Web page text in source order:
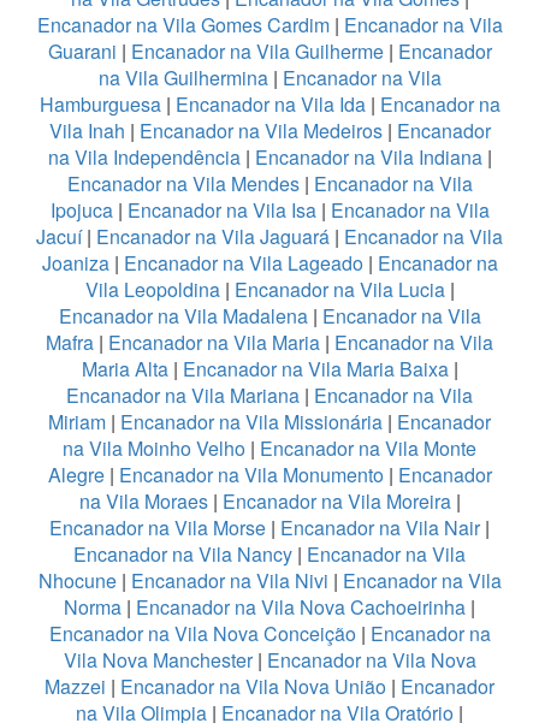
Encanador na Vila Gomes Cardim| Encanador na Vila
Guarani | Encanador na Vila Guilherme| Encanador
na Vila Guilhermina| Encanador na Vila
Hamburguesa| Encanador na Vila Ida| Encanador na
Vila Inah | Encanador na Vila Medeiros| Encanador
na Vila Independência| Encanador na Vila Indiana|
Encanador na Vila Mendes| Encanador na Vila
Ipojuca| Encanador na Vila Isa| Encanador na Vila
Jacuí| Encanador na Vila Jaguará | Encanador na Vila
Joaniza| Encanador na Vila Lageado| Encanador na
Vila Leopoldina| Encanador na Vila Lucia|
Encanador na Vila Madalena| Encanador na Vila
Mafra | Encanador na Vila Maria | Encanador na Vila
Maria Alta| Encanador na Vila Maria Baixa|
Encanador na Vila Mariana | Encanador na Vila
Miriam | Encanador na Vila Missionária | Encanador
na Vila Moinho Velho | Encanador na Vila Monte
Alegre| Encanador na Vila Monumento| Encanador
na Vila Moraes| Encanador na Vila Moreira|
Encanador na Vila Morse | Encanador na Vila Nair|
Encanador na Vila Nancy | Encanador na Vila
Nhocune| Encanador na Vila Nivi | Encanador na Vila
Norma | Encanador na Vila Nova Cachoeirinha |
Encanador na Vila Nova Conceição| Encanador na
Vila Nova Manchester| Encanador na Vila Nova
Mazzei | Encanador na Vila Nova União | Encanador
na Vila Olimpia | Encanador na Vila Oratório |